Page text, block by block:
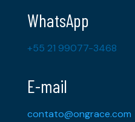
WhatsApp
+55 21 99077-3468
E-mail
contato@ongrace.com